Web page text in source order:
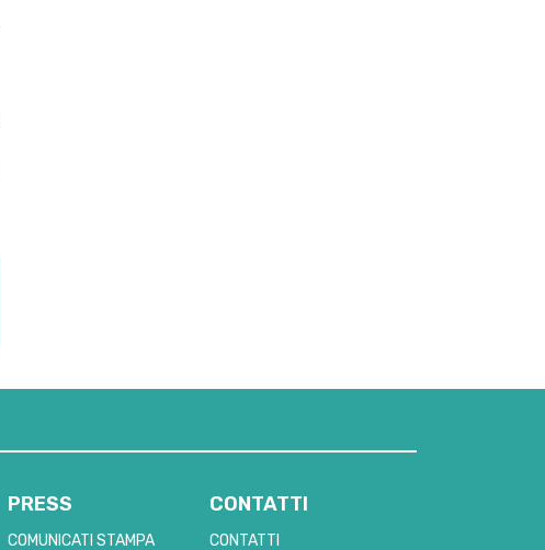
PRESS
COMUNICATI STAMPA
CONTATTI
CONTATTI